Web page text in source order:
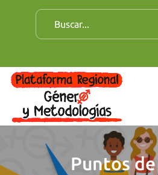
B
u
c
a
r
:
Puntos